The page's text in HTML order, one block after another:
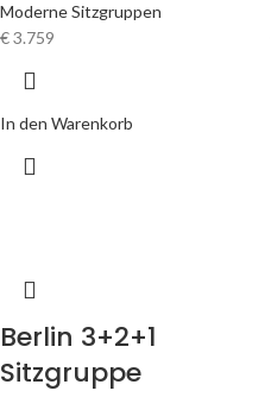
Moderne Sitzgruppen
€3.759
In den Warenkorb
Berlin 3+2+1
Sitzgruppe